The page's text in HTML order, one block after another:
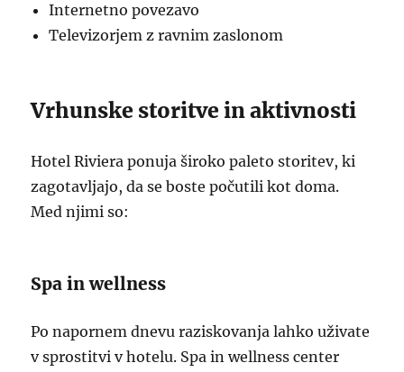
Internetno povezavo
Televizorjem z ravnim zaslonom
Vrhunske storitve in aktivnosti
Hotel Riviera ponuja široko paleto storitev, ki
zagotavljajo, da se boste počutili kot doma.
Med njimi so:
Spa in wellness
Po napornem dnevu raziskovanja lahko uživate
v sprostitvi v hotelu. Spa in wellness center